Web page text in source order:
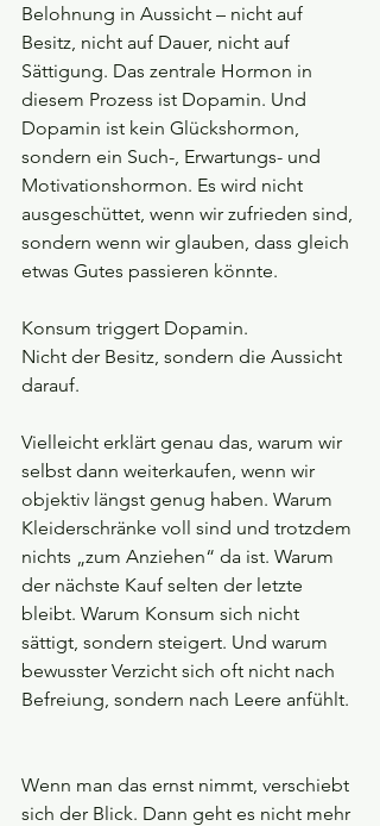
Belohnung in Aussicht – nicht auf
Besitz, nicht auf Dauer, nicht auf
Sättigung. Das zentrale Hormon in
diesem Prozess ist Dopamin. Und
Dopamin ist kein Glückshormon,
sondern ein Such-, Erwartungs- und
Motivationshormon. Es wird nicht
ausgeschüttet, wenn wir zufrieden sind,
sondern wenn wir glauben, dass gleich
etwas Gutes passieren könnte.
Konsum triggert Dopamin.
Nicht der Besitz, sondern die Aussicht
darauf.
Vielleicht erklärt genau das, warum wir
selbst dann weiterkaufen, wenn wir
objektiv längst genug haben. Warum
Kleiderschränke voll sind und trotzdem
nichts „zum Anziehen“ da ist. Warum
der nächste Kauf selten der letzte
bleibt. Warum Konsum sich nicht
sättigt, sondern steigert. Und warum
bewusster Verzicht sich oft nicht nach
Befreiung, sondern nach Leere anfühlt.
Wenn man das ernst nimmt, verschiebt
sich der Blick. Dann geht es nicht mehr